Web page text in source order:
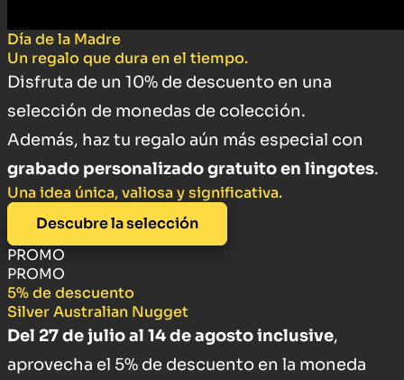
Día de la Madre
Un regalo que dura en el tiempo.
Disfruta de un 10% de descuento en una
selección de monedas de colección.
Además, haz tu regalo aún más especial con
grabado personalizado gratuito en lingotes.
Una idea única, valiosa y significativa.
Descubre la selección
PROMO
PROMO
5% de descuento
Silver Australian Nugget
Del 27 de julio al 14 de agosto inclusive,
aprovecha el 5% de descuento en la moneda